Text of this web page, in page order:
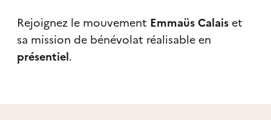
Rejoignez le mouvement Emmaüs Calaiset
sa mission de bénévolat réalisable en
présentiel.